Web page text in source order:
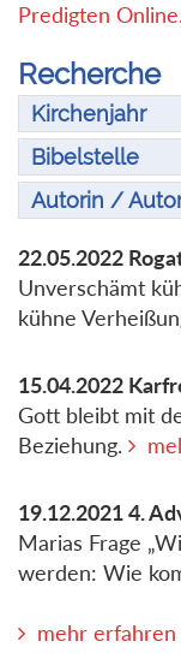
Predigten
Recherche
Kirchenjahr
Bibelstelle
Autorin /
22.05.2022
Unverschämt
kühne
15.04.2022
Gott bleibt mit
Beziehung.
19.12.20214.
Marias Frage
werden: Wie
mehr erfahren